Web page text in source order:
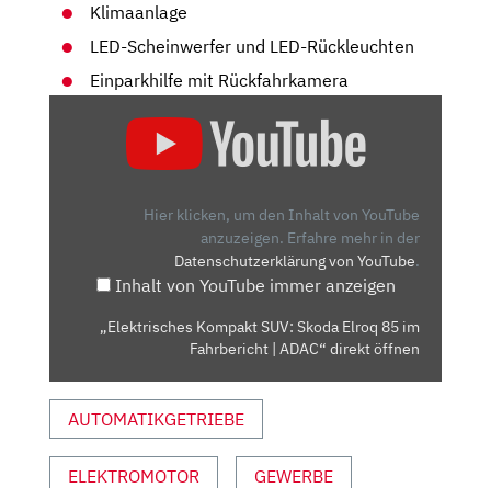
Klimaanlage
LED-Scheinwerfer und LED-Rückleuchten
Einparkhilfe mit Rückfahrkamera
KOMPAKT
FAHRBERICHT
YOUTUBE
ANZEIGEN
Hier klicken, um den Inhalt von YouTube
anzuzeigen. Erfahre mehr in der
Datenschutzerklärung von YouTube.
Inhalt von YouTube immer anzeigen
„Elektrisches Kompakt SUV: Skoda Elroq 85 im
Fahrbericht | ADAC“ direkt öffnen
AUTOMATIKGETRIEBE
ELEKTROMOTOR GEWERBE